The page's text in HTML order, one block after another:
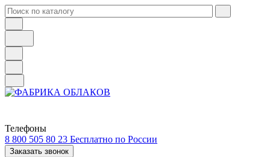
Телефоны
8 800 505 80 23 Бесплатно по России
Заказать звонок